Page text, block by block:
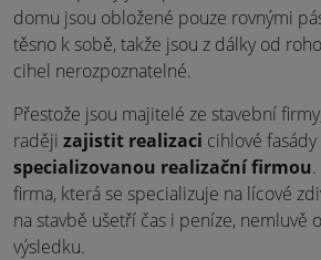
domu jsou obložené pouze rovnými
těsno k sobě, takže jsou z dálky od
cihel nerozpoznatelné.
Přestože jsou majitelé ze stavební
raději zajistit realizaci cihlové fasády
specializovanou realizační firmou
firma, která se specializuje na lícové
na stavbě ušetří čas i peníze, nemluvě
výsledku.